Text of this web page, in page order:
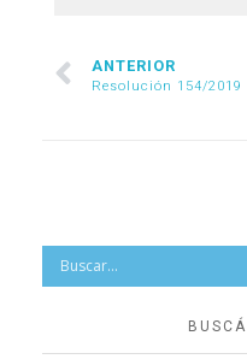
ANTERIOR
Resolución 154/2019